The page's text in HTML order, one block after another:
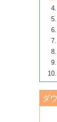
ガ
B
6号
媒
B
大
4号
者
5号
者
6号
の
B号
立大
4号
5号
進歩
6号
B
開発
4号
5号
す
6号
B号
ール
2号
3号
媒
4号
5号
6号
B号
の
2号
3号
4号
5号
6号
7号
1号
2号
3号
4号
5号
合成
6号
7号
1号
2号
3号
4号
計
5号
7号
1号
2号
3号
4号
蔵技
5号
1号
そ
2号
4号
構
1号
2号
3号
を実
1号
2号
3号
1号
2号
▼46
1号
ダ